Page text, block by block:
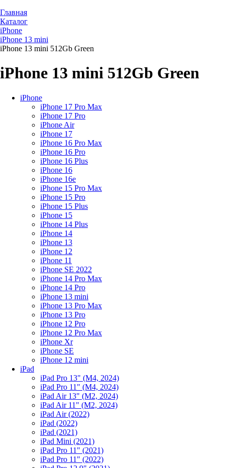
Главная
Каталог
iPhone
iPhone 13 mini
iPhone 13 mini 512Gb Green
iPhone 13 mini 512Gb Green
iPhone
iPhone 17 Pro Max
iPhone 17 Pro
iPhone Air
iPhone 17
iPhone 16 Pro Max
iPhone 16 Pro
iPhone 16 Plus
iPhone 16
iPhone 16e
iPhone 15 Pro Max
iPhone 15 Pro
iPhone 15 Plus
iPhone 15
iPhone 14 Plus
iPhone 14
iPhone 13
iPhone 12
iPhone 11
iPhone SE 2022
iPhone 14 Pro Max
iPhone 14 Pro
iPhone 13 mini
iPhone 13 Pro Max
iPhone 13 Pro
iPhone 12 Pro
iPhone 12 Pro Max
iPhone Xr
iPhone SE
iPhone 12 mini
iPad
iPad Pro 13" (M4, 2024)
iPad Pro 11" (M4, 2024)
iPad Air 13" (M2, 2024)
iPad Air 11" (M2, 2024)
iPad Air (2022)
iPad (2022)
iPad (2021)
iPad Mini (2021)
iPad Pro 11" (2021)
iPad Pro 11" (2022)